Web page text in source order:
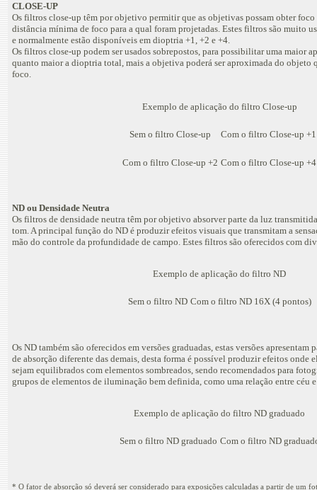
CLOSE-UP
Os filtros close-up têm por objetivo permitir que as objetivas possam obter foco
distância mínima de foco para a qual foram projetadas. Estes filtros são muito
e normalmente estão disponíveis em dioptria +1, +2 e +4.
Os filtros close-up podem ser usados sobrepostos, para possibilitar uma maior
quanto maior a dioptria total, mais a objetiva poderá ser aproximada do objeto
foco.
Exemplo de aplicação do filtro Close-up
Sem o filtro Close-up Com o filtro Close-up +1
Com o filtro Close-up +2 Com o filtro Close-up +4
ND ou Densidade Neutra
Os filtros de densidade neutra têm por objetivo absorver parte da luz
tom. A principal função do ND é produzir efeitos visuais que transmitam a
mão do controle da profundidade de campo. Estes filtros são oferecidos com
Exemplo de aplicação do filtro ND
Sem o filtro ND Com o filtro ND 16X (4 pontos)
Os ND também são oferecidos em versões graduadas, estas versões
de absorção diferente das demais, desta forma é possível produzir efeitos onde
sejam equilibrados com elementos sombreados, sendo recomendados para
grupos de elementos de iluminação bem definida, como uma relação entre céu
Exemplo de aplicação do filtro ND graduado
Sem o filtro ND graduado Com o filtro ND
* O fator de absorção só deverá ser considerado para exposições calculadas a partir de um